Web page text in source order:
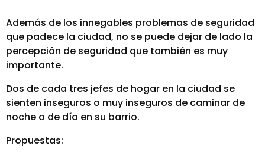
Además de los innegables problemas de seguridad
que padece la ciudad, no se puede dejar de lado la
percepción de seguridad que también es muy
importante.
Dos de cada tres jefes de hogar en la ciudad se
sienten inseguros o muy inseguros de caminar de
noche o de día en su barrio.
Propuestas: